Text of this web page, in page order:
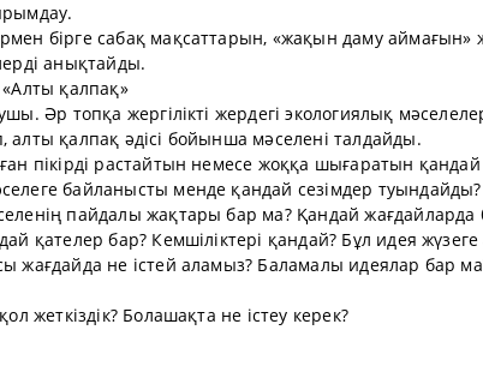
бірге сабақ мақсаттарын, «жақын даму аймағын»
анықтайды.
қалпақ»
Әр топқа жергілікті жердегі экологиялық
қалпақ әдісі бойынша мәселені талдайды.
пікірді растайтын немесе жоққа шығаратын қандай
байланысты менде қандай сезімдер туындайды?
пайдалы жақтары бар ма? Қандай жағдайларда
қателер бар? Кемшіліктері қандай? Бұл идея
жағдайда не істей аламыз? Баламалы идеялар бар
жеткіздік? Болашақта не істеу керек?